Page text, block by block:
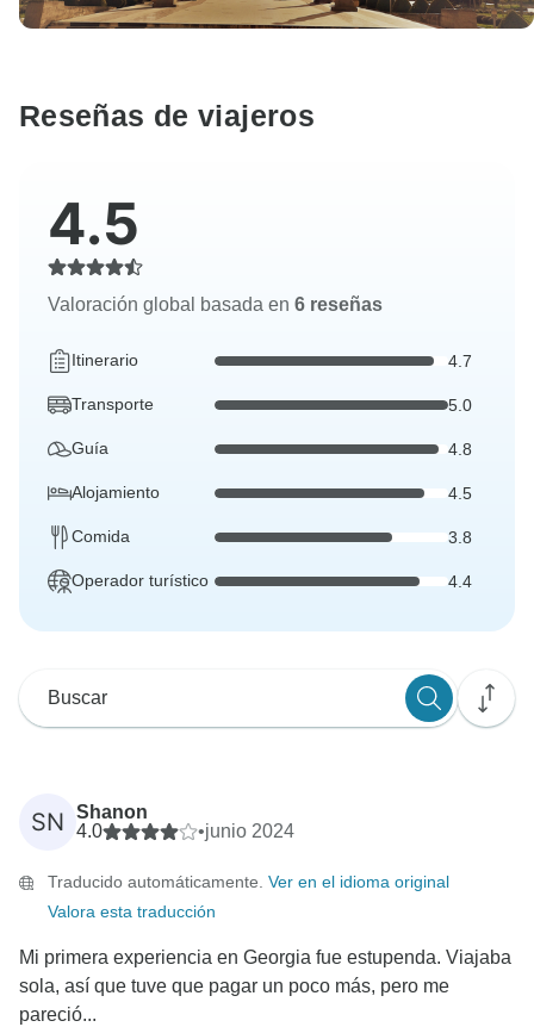
Reseñas de viajeros
4.5
Valoración global basada en 6 reseñas
Itinerario 4.7
Transporte 5.0
Guía 4.8
Alojamiento 4.5
Comida 3.8
Operador turístico 4.4
SN
Shanon
4.0
•junio 2024
Traducido automáticamente. Ver en el idioma original
Valora esta traducción
Mi primera experiencia en Georgia fue estupenda. Viajaba
sola, así que tuve que pagar un poco más, pero me
pareció...